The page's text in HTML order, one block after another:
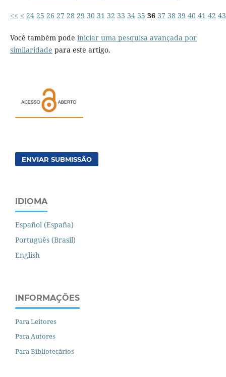
<< < 24 25 26 27 28 29 30 31 32 33 34 35 36 37 38 39 40 41 42 43
Você também pode iniciar uma pesquisa avançada por
similaridade para este artigo.
ENVIAR SUBMISSÃO
IDIOMA
Español (España)
Português (Brasil)
English
INFORMAÇÕES
Para Leitores
Para Autores
Para Bibliotecários